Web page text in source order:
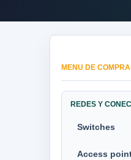
MENU DE COMPRA
REDES Y
Switches
Access